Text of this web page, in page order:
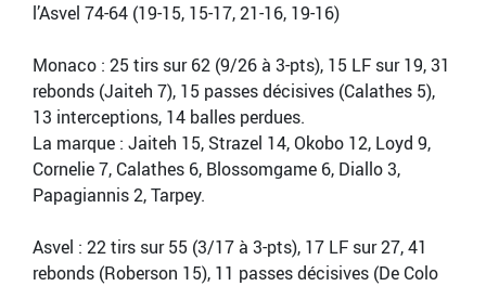
l’Asvel 74-64 (19-15, 15-17, 21-16, 19-16)
Monaco : 25 tirs sur 62 (9/26 à 3-pts), 15 LF sur 19, 31
rebonds (Jaiteh 7), 15 passes décisives (Calathes 5),
13 interceptions, 14 balles perdues.
La marque : Jaiteh 15, Strazel 14, Okobo 12, Loyd 9,
Cornelie 7, Calathes 6, Blossomgame 6, Diallo 3,
Papagiannis 2, Tarpey.
Asvel : 22 tirs sur 55 (3/17 à 3-pts), 17 LF sur 27, 41
rebonds (Roberson 15), 11 passes décisives (De Colo